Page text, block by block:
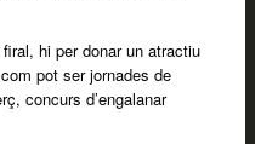
hi per donar un atractiu
pot ser jornades de
concurs d’engalanar